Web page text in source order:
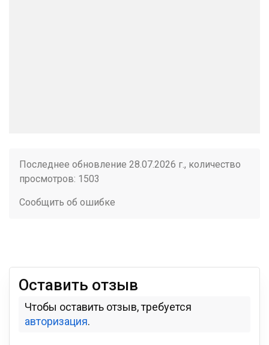
Последнее обновление 28.07.2026 г., количество
просмотров: 1503
Сообщить об ошибке
Оставить отзыв
Чтобы оставить отзыв, требуется
авторизация.